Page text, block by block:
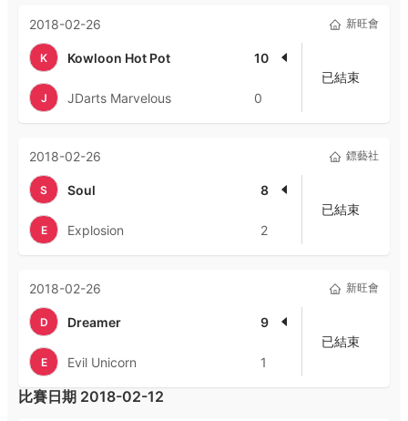
2018-02-26 新旺會
K Kowloon Hot Pot 10
J JDarts Marvelous 0
已結束
2018-02-26 鏢藝社
S Soul 8
E Explosion 2
已結束
2018-02-26 新旺會
D Dreamer 9
E Evil Unicorn 1
已結束
比賽日期 2018-02-12